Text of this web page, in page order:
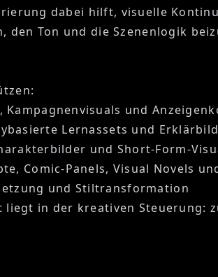
dabei hilft, visuelle
den Ton und die Szenenlogik
und
Lernassets und
und Short-Form-
Comic-Panels, Visual Novels
und Stiltransformation
in der kreativen Steuerung: